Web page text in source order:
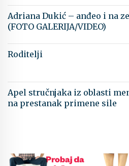
Adriana Dukić – anđeo i na
(FOTO GALERIJA/VIDEO)
Roditelji
Apel stručnjaka iz oblasti
na prestanak primene sile